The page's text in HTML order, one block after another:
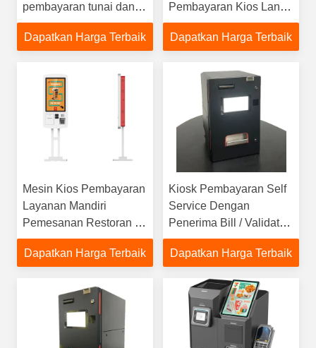
pembayaran tunai dan
POS dispenser kartu
Dapatkan Harga Terbaik
Pembayaran Kios Lantai
Stand Kios Layar Sentuh
Dengan POS Software
Dapatkan Harga Terbaik
Mesin Kios Pembayaran
Layanan Mandiri
Pemesanan Restoran 24
inci 32 Inch
Dapatkan Harga Terbaik
Kiosk Pembayaran Self
Service Dengan
Penerima Bill / Validator
Koin / Perubahan QR
Scanner Untuk Toko
Dapatkan Harga Terbaik